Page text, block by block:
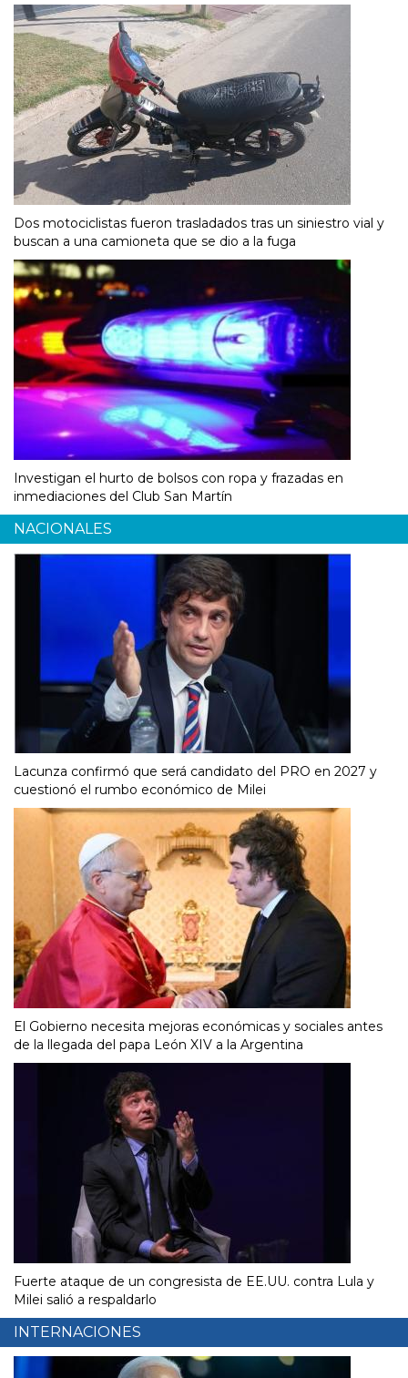
Dos motociclistas fueron trasladados tras un siniestro vial y
buscan a una camioneta que se dio a la fuga
Investigan el hurto de bolsos con ropa y frazadas en
inmediaciones del Club San Martín
NACIONALES
Lacunza confirmó que será candidato del PRO en 2027 y
cuestionó el rumbo económico de Milei
El Gobierno necesita mejoras económicas y sociales antes
de la llegada del papa León XIV a la Argentina
Fuerte ataque de un congresista de EE.UU. contra Lula y
Milei salió a respaldarlo
INTERNACIONES